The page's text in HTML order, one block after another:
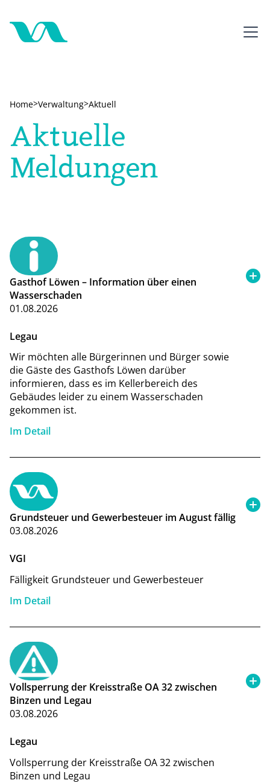
Home>Verwaltung>Aktuell
Aktuelle
Meldungen
Gasthof Löwen – Information über einen
Wasserschaden
01.08.2026
Legau
Wir möchten alle Bürgerinnen und Bürger sowie
die Gäste des Gasthofs Löwen darüber
informieren, dass es im Kellerbereich des
Gebäudes leider zu einem Wasserschaden
gekommen ist.
Im Detail
Grundsteuer und Gewerbesteuer im August fällig
03.08.2026
VGI
Fälligkeit Grundsteuer und Gewerbesteuer
Im Detail
Vollsperrung der Kreisstraße OA 32 zwischen
Binzen und Legau
03.08.2026
Legau
Vollsperrung der Kreisstraße OA 32 zwischen
Binzen und Legau